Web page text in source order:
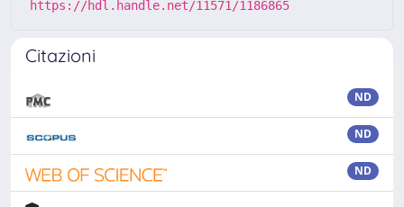
https://hdl.handle.net/11571/1186865
Citazioni
ND
ND
ND